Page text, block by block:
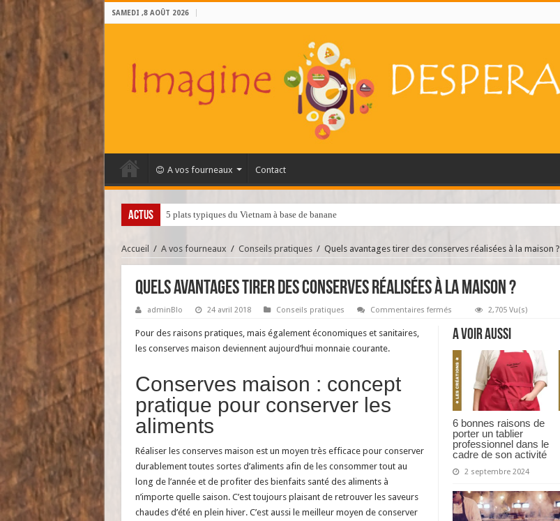
SAMEDI ,8 AOÛT 2026
A vos fourneaux Contact
ACTUS 5 plats typiques du Vietnam à base de banane
Accueil / A vos fourneaux / Conseils pratiques / Quels avantages tirer des conserves réalisées à la maison ?
Quels avantages tirer des conserves réalisées à la maison ?
adminBlo 24 avril 2018 Conseils pratiques Commentaires ferméssur
avantages
tirer
conserves
réalisées
la
maison
2,705 Vu(s)
A voir aussi
6 bonnes raisons de
porter un tablier
professionnel dans le
cadre de son activité
2 septembre 2024
Pour des raisons pratiques, mais également économiques et sanitaires,
les conserves maison deviennent aujourd’hui monnaie courante.
Conserves maison : concept
pratique pour conserver les
aliments
Réaliser les conserves maison est un moyen très efficace pour conserver
durablement toutes sortes d’aliments afin de les consommer tout au
long de l’année et de profiter des bienfaits santé des aliments à
n’importe quelle saison. C’est toujours plaisant de retrouver les saveurs
chaudes d’été en plein hiver. C’est aussi le meilleur moyen de conserver